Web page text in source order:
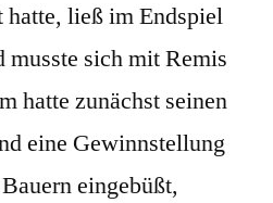
ließ im Endspiel
musste sich mit Remis
hatte zunächst seinen
eine Gewinnstellung
eingebüßt,